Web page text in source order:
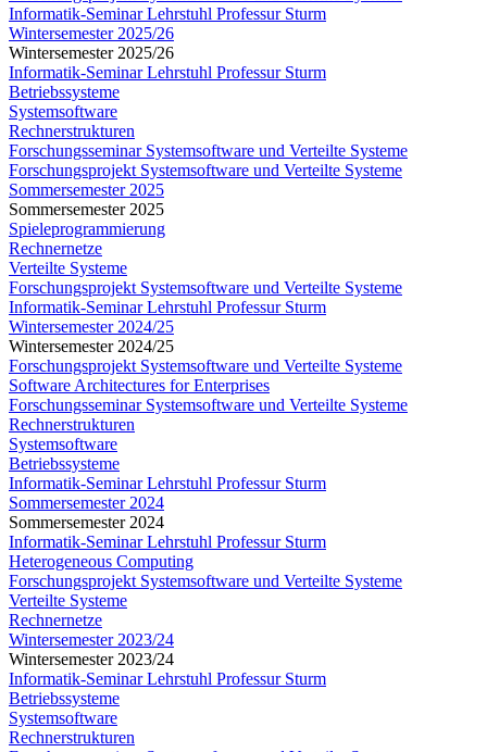
Informatik-Seminar Lehrstuhl Professur Sturm
Wintersemester 2025/26
Wintersemester 2025/26
Informatik-Seminar Lehrstuhl Professur Sturm
Betriebssysteme
Systemsoftware
Rechnerstrukturen
Forschungsseminar Systemsoftware und Verteilte Systeme
Forschungsprojekt Systemsoftware und Verteilte Systeme
Sommersemester 2025
Sommersemester 2025
Spieleprogrammierung
Rechnernetze
Verteilte Systeme
Forschungsprojekt Systemsoftware und Verteilte Systeme
Informatik-Seminar Lehrstuhl Professur Sturm
Wintersemester 2024/25
Wintersemester 2024/25
Forschungsprojekt Systemsoftware und Verteilte Systeme
Software Architectures for Enterprises
Forschungsseminar Systemsoftware und Verteilte Systeme
Rechnerstrukturen
Systemsoftware
Betriebssysteme
Informatik-Seminar Lehrstuhl Professur Sturm
Sommersemester 2024
Sommersemester 2024
Informatik-Seminar Lehrstuhl Professur Sturm
Heterogeneous Computing
Forschungsprojekt Systemsoftware und Verteilte Systeme
Verteilte Systeme
Rechnernetze
Wintersemester 2023/24
Wintersemester 2023/24
Informatik-Seminar Lehrstuhl Professur Sturm
Betriebssysteme
Systemsoftware
Rechnerstrukturen